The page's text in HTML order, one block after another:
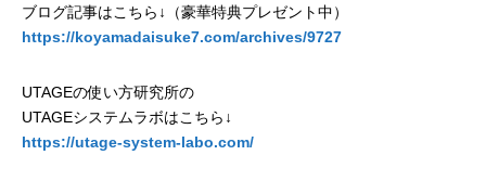
ブログ記事はこちら↓（豪華特典プレゼント中）
https://koyamadaisuke7.com/archives/9727
UTAGEの使い方研究所の
UTAGEシステムラボはこちら↓
https://utage-system-labo.com/